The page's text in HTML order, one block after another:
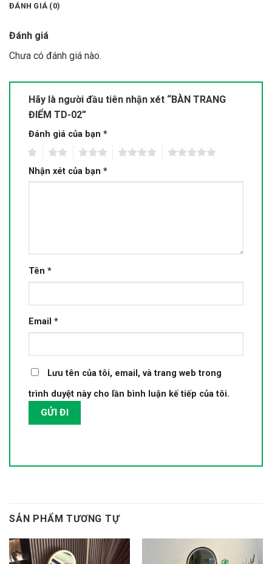
ĐÁNH GIÁ (0)
Đánh giá
Chưa có đánh giá nào.
Hãy là người đầu tiên nhận xét “BÀN TRANG
ĐIỂM TD-02”
Đánh giá của bạn *
Nhận xét của bạn *
Tên *
Email *
Lưu tên của tôi, email, và trang web trong
trình duyệt này cho lần bình luận kế tiếp của tôi.
SẢN PHẨM TƯƠNG TỰ